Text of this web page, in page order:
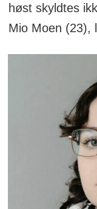
høst skyldtes
Mio Moen (23),